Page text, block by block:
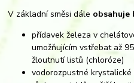
V základní směsi dále obsahuje
přídavek železa v
umožňujícím vstřebat až
žloutnutí listů (chloróze)
vodorozpustné krystalické